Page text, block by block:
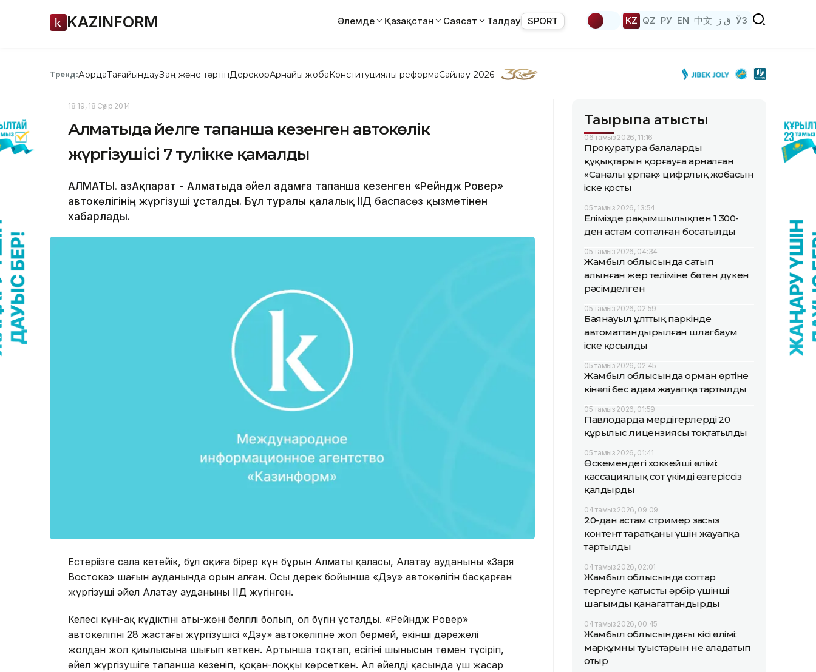
KAZINFORM Әлемде Қазақстан Саясат Талдау SPORT KZ QZ РУ EN 中文 ق ز ЎЗ
Тренд:АқордаТағайындауЗаң және тәртіпДерекқорАрнайы жобаКонституциялық реформаСайлау-2026
18:19, 18 Сәуір 2014
Алматыда әйелге тапанша кезенген автокөлік
жүргізушісі 7 тәулікке қамалды
АЛМАТЫ. ҚазАқпарат - Алматыда әйел адамға тапанша кезенген «Рейндж Ровер»
автокөлігінің жүргізуші ұсталды. Бұл туралы қалалық ІІД баспасөз қызметінен
хабарлады.
Естеріңізге сала кетейік, бұл оқиға бірер күн бұрын Алматы қаласы, Алатау ауданының «Заря
Востока» шағын ауданында орын алған. Осы дерек бойынша «Дэу» автокөлігін басқарған
жүргізуші әйел Алатау ауданының ІІД жүгінген.
Келесі күні-ақ күдіктінің аты-жөні белгілі болып, ол бүгін ұсталды. «Рейндж Ровер»
автокөлігінің 28 жастағы жүргізушісі «Дэу» автокөлігіне жол бермей, екінші дәрежелі
жолдан жол қиылысына шығып кеткен. Артынша тоқтап, есігінің шынысын төмен түсіріп,
әйел жүргізушіге тапанша кезеніп, қоқан-лоққы көрсеткен. Ал әйелдің қасында үш жасар
Тақырыпқа қатысты
06 тамыз 2026, 11:16
Прокуратура балалардың
құқықтарын қорғауға арналған
«Саналы ұрпақ» цифрлық жобасын
іске қосты
05 тамыз 2026, 13:54
Елімізде рақымшылықпен 1 300-
ден астам сотталған босатылды
05 тамыз 2026, 04:34
Жамбыл облысында сатып
алынған жер теліміне бөтен дүкен
рәсімделген
05 тамыз 2026, 02:59
Баянауыл ұлттық паркінде
автоматтандырылған шлагбаум
іске қосылды
05 тамыз 2026, 02:45
Жамбыл облысында орман өртіне
кінәлі бес адам жауапқа тартылды
05 тамыз 2026, 01:59
Павлодарда мердігерлердің 20
құрылыс лицензиясы тоқтатылды
05 тамыз 2026, 01:41
Өскемендегі хоккейші өлімі:
кассациялық сот үкімді өзгеріссіз
қалдырды
04 тамыз 2026, 09:09
20-дан астам стример заңсыз
контент таратқаны үшін жауапқа
тартылды
04 тамыз 2026, 02:01
Жамбыл облысында соттар
тергеуге қатысты әрбір үшінші
шағымды қанағаттандырды
04 тамыз 2026, 00:45
Жамбыл облысындағы кісі өлімі:
марқұмның туыстарын не алаңдатып
отыр